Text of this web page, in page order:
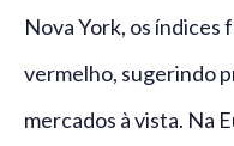
Nova York, os
vermelho, sugerindo
mercados à vista. Na